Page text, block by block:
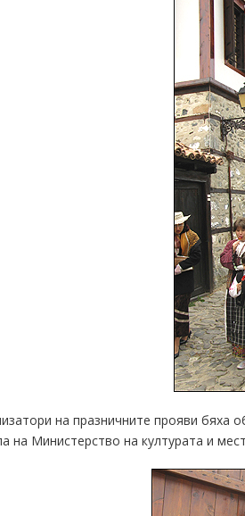
на празничните прояви бяха
на Министерство на културата и